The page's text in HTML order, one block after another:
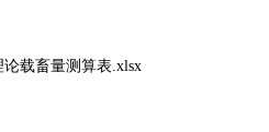
载畜量测算表.xlsx